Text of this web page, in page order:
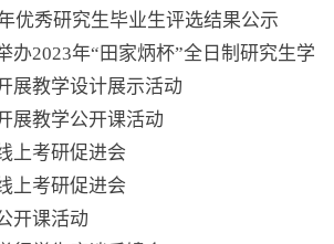
优秀研究生毕业生评选结果公示
办2023年“田家炳杯”全日制研究生学
展教学设计展示活动
展教学公开课活动
上考研促进会
上考研促进会
开课活动